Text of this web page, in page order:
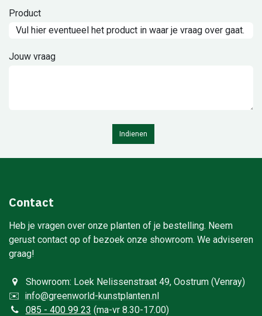
Product
Jouw vraag
Indienen
Contact
Heb je vragen over onze planten of je bestelling. Neem
gerust contact op of bezoek onze showroom. We adviseren
graag!
Showroom: Loek Nelissenstraat 49, Oostrum (Venray)
✉️ info@greenworld-kunstplanten.nl
085 - 400 99 23 (ma-vr 8.30-17.00)